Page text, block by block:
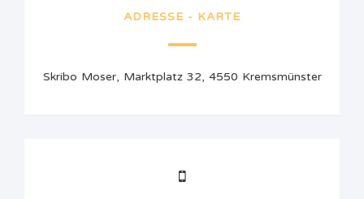
ADRESSE - KARTE
Skribo Moser, Marktplatz 32, 4550 Kremsmünster